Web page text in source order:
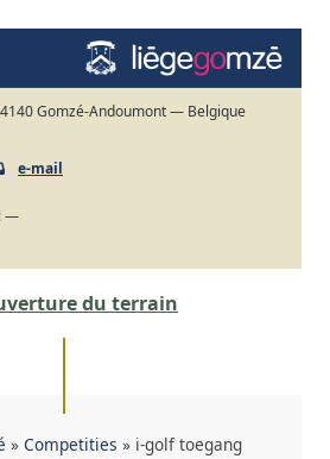
Gomzé-Andoumont — Belgique
e-mail
—
du terrain
» Competities » i-golf toegang